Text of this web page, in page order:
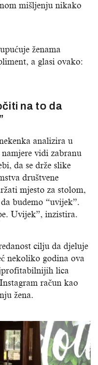
mišljenju nikako
ženama
a glasi ovako:
na to da
analizira u
vidi zabranu
da se drže slike
društvene
mjesto za stolom,
budemo “uvijek”.
Uvijek”, inzistira.
cilju da djeluje
nekoliko godina ova
lica
račun kao
žena.